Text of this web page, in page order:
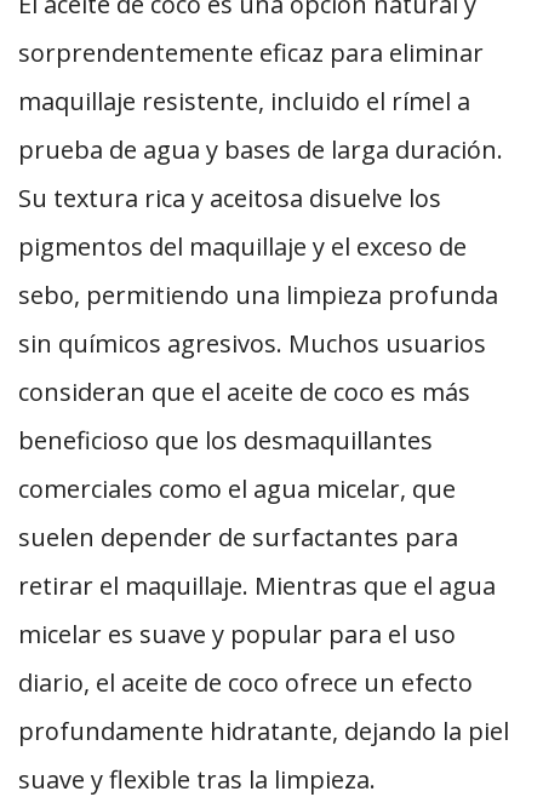
sorprendentemente eficaz para eliminar
maquillaje resistente, incluido el rímel a
prueba de agua y bases de larga duración.
Su textura rica y aceitosa disuelve los
pigmentos del maquillaje y el exceso de
sebo, permitiendo una limpieza profunda
sin químicos agresivos. Muchos usuarios
consideran que el aceite de coco es más
beneficioso que los desmaquillantes
comerciales como el agua micelar, que
suelen depender de surfactantes para
retirar el maquillaje. Mientras que el agua
micelar es suave y popular para el uso
diario, el aceite de coco ofrece un efecto
profundamente hidratante, dejando la piel
suave y flexible tras la limpieza.